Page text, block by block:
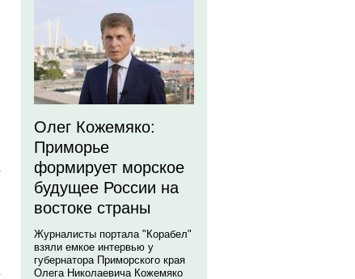
Олег Кожемяко:
Приморье
формирует морское
будущее России на
востоке страны
Журналисты портала "Корабел"
взяли емкое интервью у
губернатора Приморского края
Олега Николаевича Кожемяко